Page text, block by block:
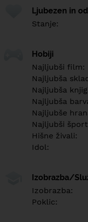
Ljubezen in
Stanje:
Hobiji
Najljubši film:
Najljubša
Najljubša
Najljubša
Najljubše
Najljubši
Hišne živali:
Idol:
Izobrazba/
Izobrazba:
Poklic: